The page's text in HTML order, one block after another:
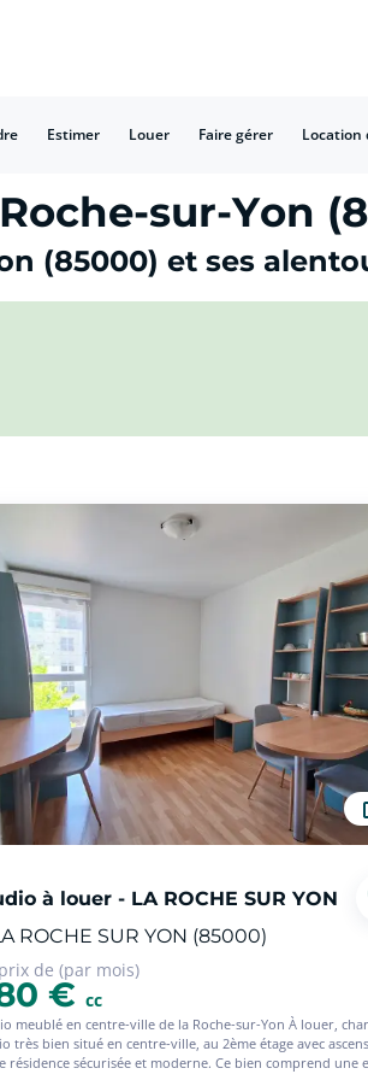
Estimer Louer Faire gérer Location
sur-Yon
(85000) et ses
à louer - LA ROCHE SUR YON
ROCHE SUR YON (85000)
de (par mois)
€cc
meublé en centre-ville de la Roche-sur-Yon À louer, charmant
très bien situé en centre-ville, au 2ème étage avec
résidence sécurisée et moderne. Ce bien comprend une